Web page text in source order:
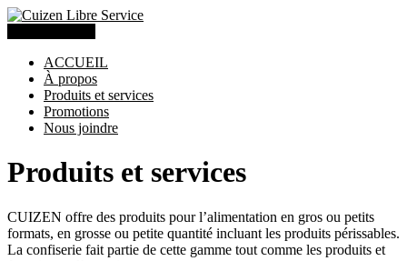
ACCUEIL
À propos
Produits et services
Promotions
Nous joindre
Produits et services
CUIZEN offre des produits pour l’alimentation en gros ou petits
formats, en grosse ou petite quantité incluant les produits périssables.
La confiserie fait partie de cette gamme tout comme les produits et